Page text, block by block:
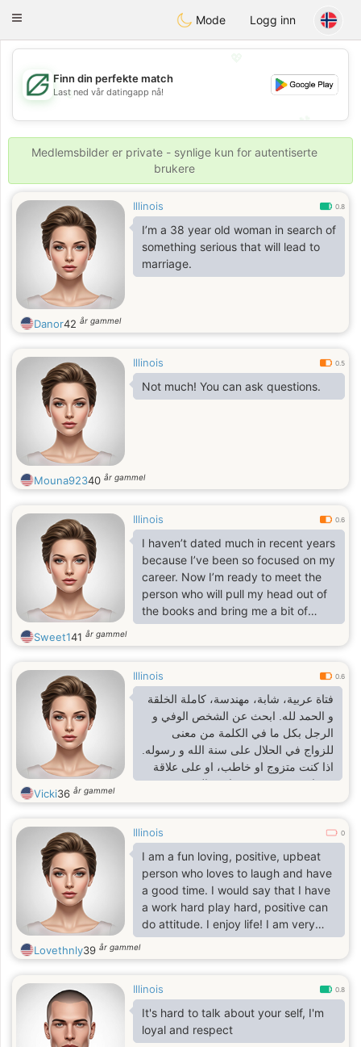
GulfDating
Toggle
Mode Logg inn
💖
💕
Finn din perfekte match
Last ned vår datingapp nå!
Medlemsbilder er private - synlige kun for autentiserte
brukere
Illinois 0.8
I’m a 38 year old woman in search of
something serious that will lead to
marriage.
Danor42 år gammel
Illinois 0.5
Not much! You can ask questions.
Mouna92340 år gammel
Illinois 0.6
I haven’t dated much in recent years
because I’ve been so focused on my
career. Now I’m ready to meet the
person who will pull my head out of
the books and bring me a bit of
happiness
Sweet141 år gammel
Illinois 0.6
فتاة عربية، شابة، مهندسة، كاملة الخلقة
و الحمد لله. ابحث عن الشخص الوفي و
الرجل بكل ما في الكلمة من معنى
للزواج في الحلال على سنة الله و رسوله.
اذا كنت متزوج او خاطب، او على علاقة
من اي نوع مع شخص اخر، المرجو عدم
اضاعة وقتك و وقتي. و شكرا
Vicki36 år gammel
Illinois 0
I am a fun loving, positive, upbeat
person who loves to laugh and have
a good time. I would say that I have
a work hard play hard, positive can
do attitude. I enjoy life! I am very
much an optimistic and a people
oriented person.
Lovethnly39 år gammel
Illinois 0.8
It's hard to talk about your self, I'm
loyal and respect